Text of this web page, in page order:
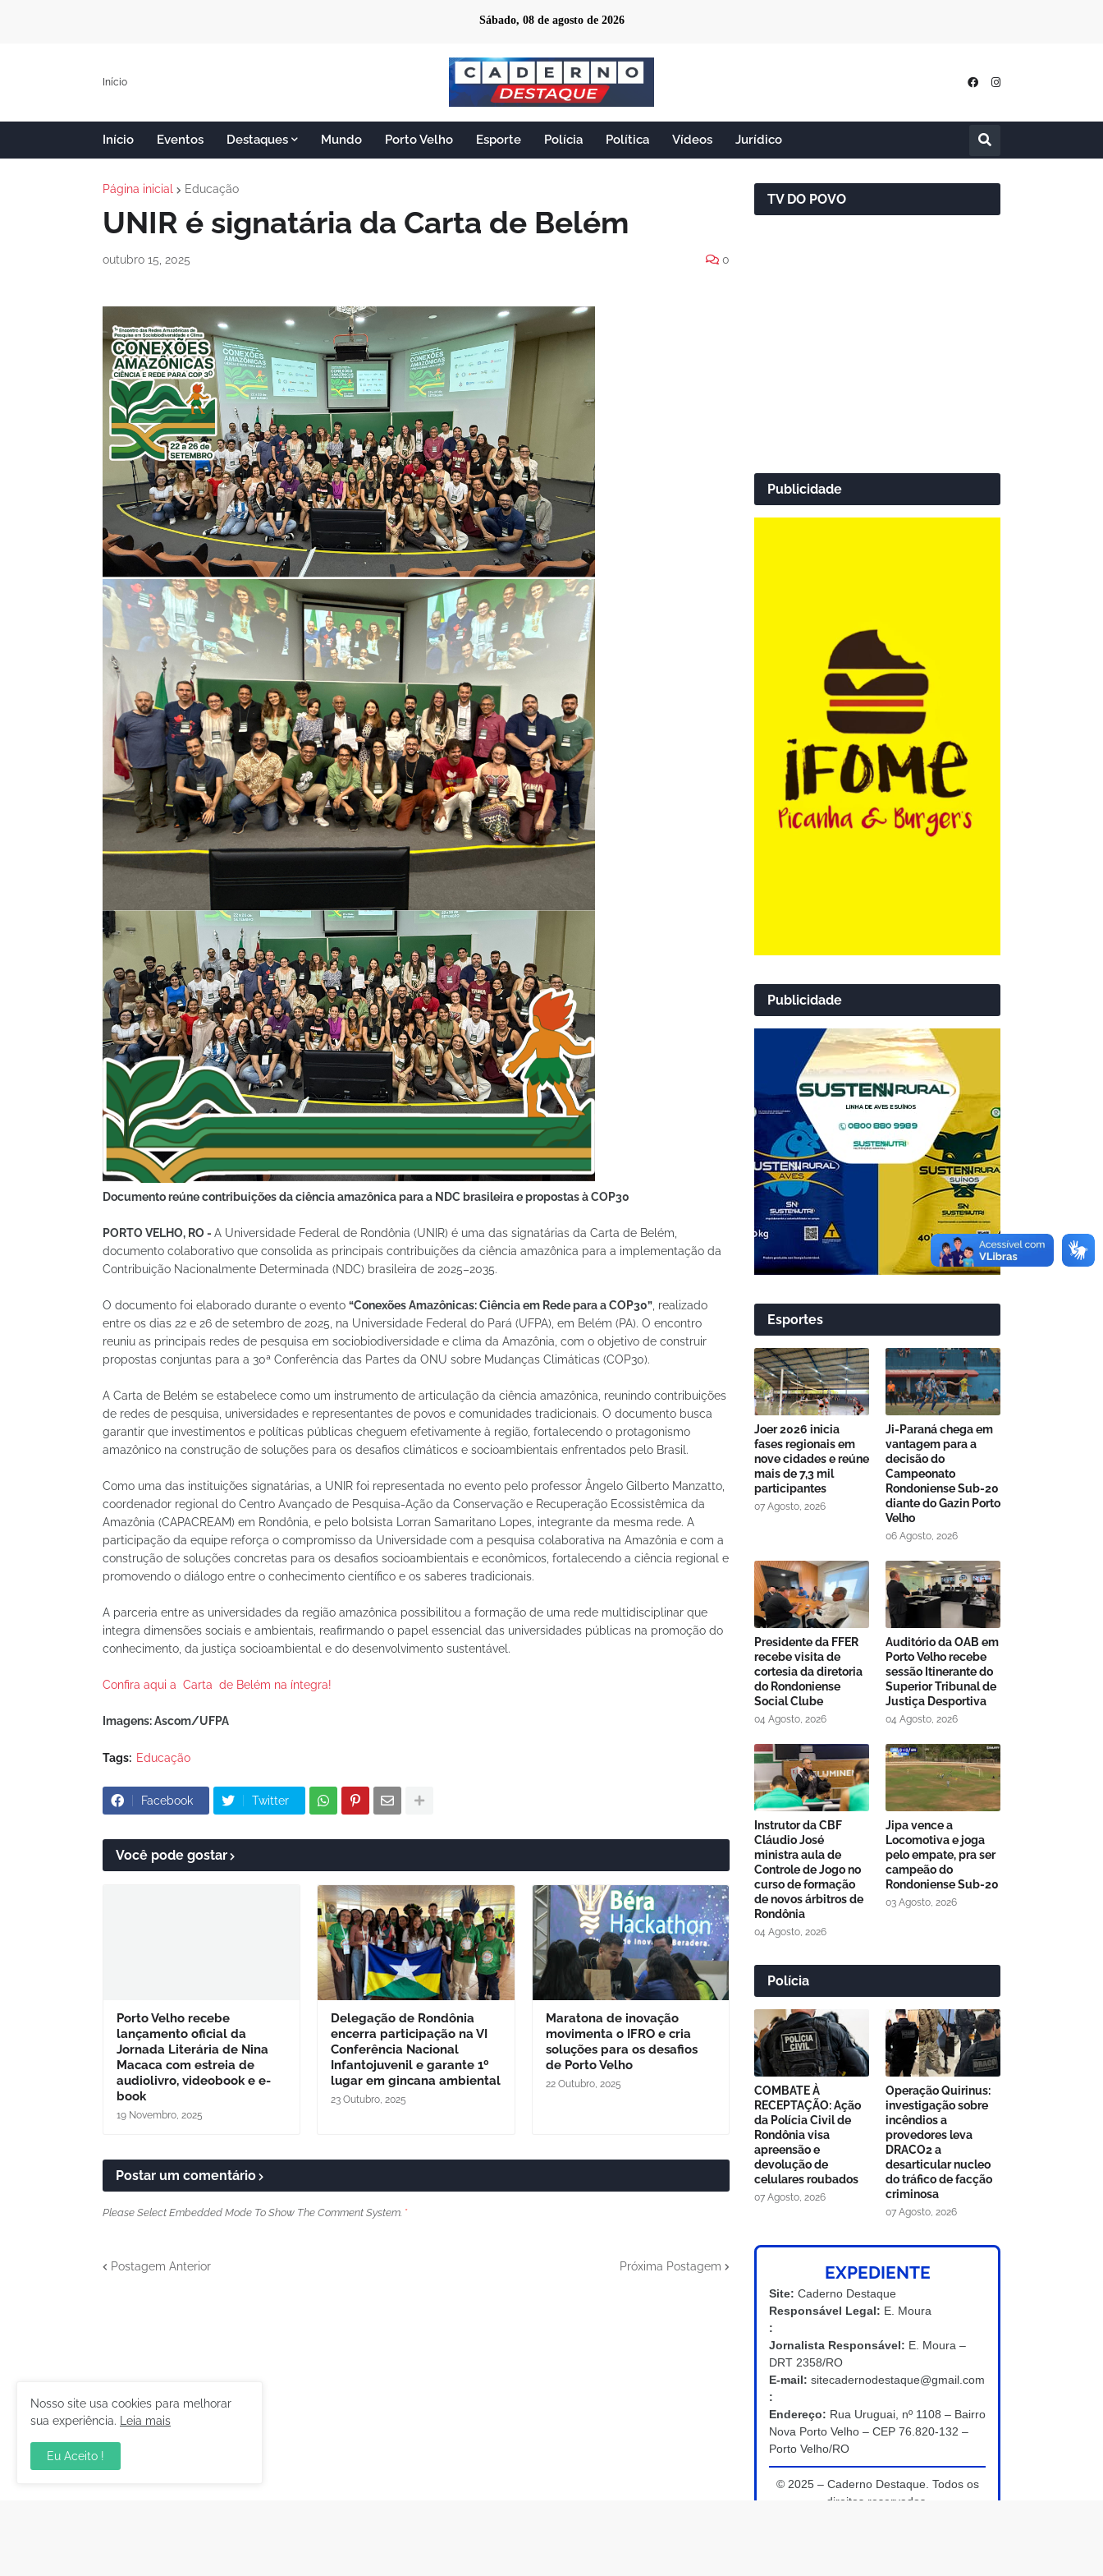
Sábado, 08 de agosto de 2026
Início
Início Eventos Destaques Mundo Porto Velho Esporte Polícia Política Vídeos Jurídico
Página inicial Educação
UNIR é signatária da Carta de Belém
outubro 15, 2025 0
Documento reúne contribuições da ciência amazônica para a NDC brasileira e propostas à COP30
PORTO VELHO, RO - A Universidade Federal de Rondônia (UNIR) é uma das signatárias da Carta de Belém,
documento colaborativo que consolida as principais contribuições da ciência amazônica para a implementação da
Contribuição Nacionalmente Determinada (NDC) brasileira de 2025–2035.
O documento foi elaborado durante o evento “Conexões Amazônicas: Ciência em Rede para a COP30” , realizado
entre os dias 22 e 26 de setembro de 2025, na Universidade Federal do Pará (UFPA), em Belém (PA). O encontro
reuniu as principais redes de pesquisa em sociobiodiversidade e clima da Amazônia, com o objetivo de construir
propostas conjuntas para a 30ª Conferência das Partes da ONU sobre Mudanças Climáticas (COP30).
A Carta de Belém se estabelece como um instrumento de articulação da ciência amazônica, reunindo contribuições
de redes de pesquisa, universidades e representantes de povos e comunidades tradicionais. O documento busca
garantir que investimentos e políticas públicas cheguem efetivamente à região, fortalecendo o protagonismo
amazônico na construção de soluções para os desafios climáticos e socioambientais enfrentados pelo Brasil.
Como uma das instituições signatárias, a UNIR foi representada no evento pelo professor Ângelo Gilberto Manzatto,
coordenador regional do Centro Avançado de Pesquisa-Ação da Conservação e Recuperação Ecossistêmica da
Amazônia (CAPACREAM) em Rondônia, e pelo bolsista Lorran Samaritano Lopes, integrante da mesma rede. A
participação da equipe reforça o compromisso da Universidade com a pesquisa colaborativa na Amazônia e com a
construção de soluções concretas para os desafios socioambientais e econômicos, fortalecendo a ciência regional e
promovendo o diálogo entre o conhecimento científico e os saberes tradicionais.
A parceria entre as universidades da região amazônica possibilitou a formação de uma rede multidisciplinar que
integra dimensões sociais e ambientais, reafirmando o papel essencial das universidades públicas na promoção do
conhecimento, da justiça socioambiental e do desenvolvimento sustentável.
Confira aqui a Carta de Belém na íntegra!
Imagens: Ascom/UFPA
Tags: Educação
Facebook Twitter
Você pode gostar
Porto Velho recebe
lançamento oficial da
Jornada Literária de Nina
Macaca com estreia de
audiolivro, videobook e e-
book
19 Novembro, 2025
Delegação de Rondônia
encerra participação na VI
Conferência Nacional
Infantojuvenil e garante 1º
lugar em gincana ambiental
23 Outubro, 2025
Maratona de inovação
movimenta o IFRO e cria
soluções para os desafios
de Porto Velho
22 Outubro, 2025
Postar um comentário
Please Select Embedded Mode To Show The Comment System. *
Postagem Anterior Próxima Postagem
TV DO POVO
Publicidade
Publicidade
Esportes
Joer 2026 inicia
fases regionais em
nove cidades e reúne
mais de 7,3 mil
participantes
07 Agosto, 2026
Ji-Paraná chega em
vantagem para a
decisão do
Campeonato
Rondoniense Sub-20
diante do Gazin Porto
Velho
06 Agosto, 2026
Presidente da FFER
recebe visita de
cortesia da diretoria
do Rondoniense
Social Clube
04 Agosto, 2026
Auditório da OAB em
Porto Velho recebe
sessão Itinerante do
Superior Tribunal de
Justiça Desportiva
04 Agosto, 2026
Instrutor da CBF
Cláudio José
ministra aula de
Controle de Jogo no
curso de formação
de novos árbitros de
Rondônia
04 Agosto, 2026
Jipa vence a
Locomotiva e joga
pelo empate, pra ser
campeão do
Rondoniense Sub-20
03 Agosto, 2026
Polícia
COMBATE À
RECEPTAÇÃO: Ação
da Polícia Civil de
Rondônia visa
apreensão e
devolução de
celulares roubados
07 Agosto, 2026
Operação Quirinus:
investigação sobre
incêndios a
provedores leva
DRACO2 a
desarticular nucleo
do tráfico de facção
criminosa
07 Agosto, 2026
EXPEDIENTE
Site: Caderno Destaque
Responsável Legal: E. Moura
:
Jornalista Responsável: E. Moura –
DRT 2358/RO
E-mail: sitecadernodestaque@gmail.com
:
Endereço: Rua Uruguai, nº 1108 – Bairro
Nova Porto Velho – CEP 76.820-132 –
Porto Velho/RO
© 2025 – Caderno Destaque. Todos os
direitos reservados.
Nosso site usa cookies para melhorar
sua experiência.
Leia mais
Eu Aceito !